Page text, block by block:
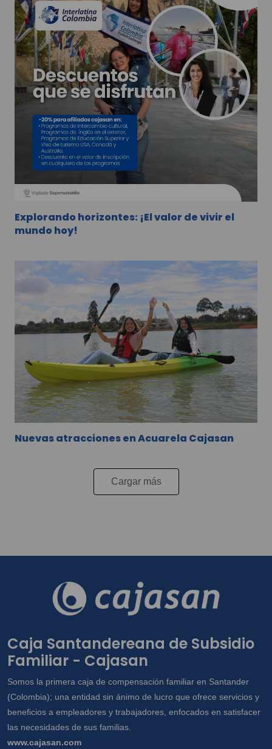
Explorando horizontes: ¡El valor de vivir el
mundo hoy!
Nuevas atracciones en Acuarela Cajasan
Cargar más
Caja Santandereana de Subsidio
Familiar - Cajasan
Somos la primera caja de compensación familiar en Santander
(Colombia); una entidad sin ánimo de lucro que ofrece servicios y
beneficios a empleadores y trabajadores, enfocados en satisfacer
las necesidades de sus familias.
www.cajasan.com